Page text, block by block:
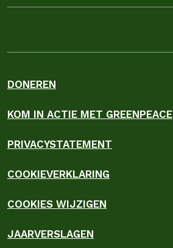
DONEREN
KOM IN ACTIE MET GREENPEACE
PRIVACYSTATEMENT
COOKIEVERKLARING
COOKIES WIJZIGEN
JAARVERSLAGEN